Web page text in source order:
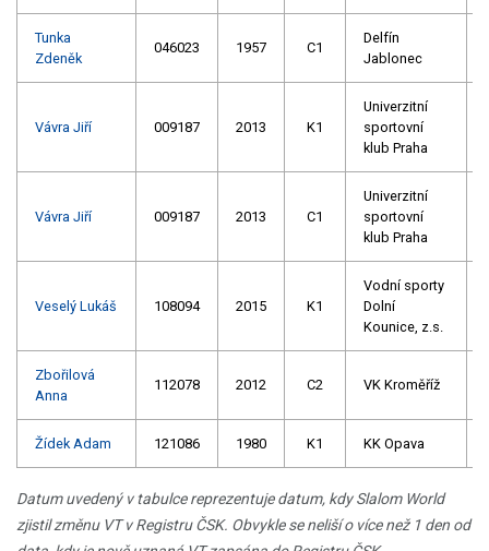
Tunka
Zdeněk
046023 1957 C1
Delfín
Jablonec
Vávra Jiří 009187 2013 K1
Univerzitní
sportovní
klub Praha
Vávra Jiří 009187 2013 C1
Univerzitní
sportovní
klub Praha
Veselý Lukáš 108094 2015 K1
Vodní sporty
Dolní
Kounice, z.s.
Zbořilová
Anna
112078 2012 C2 VK Kroměříž
Žídek Adam 121086 1980 K1 KK Opava
Datum uvedený v tabulce reprezentuje datum, kdy Slalom World
zjistil změnu VT v Registru ČSK. Obvykle se neliší o více než 1 den od